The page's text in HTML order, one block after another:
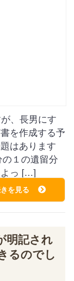
、長男にす
を作成する予
はあります
１の遺留分
よっ […]
を見る
明記され
るのでし